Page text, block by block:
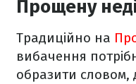
Прощену
Традиційно на
вибачення
образити словом,